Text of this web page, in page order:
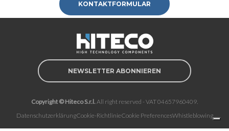
KONTAKTFORMULAR
NEWSLETTER ABONNIEREN
Copyright © Hiteco S.r.l. All right reserved - VAT 04657960409.
DatenschutzerklärungCookie-RichtlinieCookie PreferencesWhistleblowing